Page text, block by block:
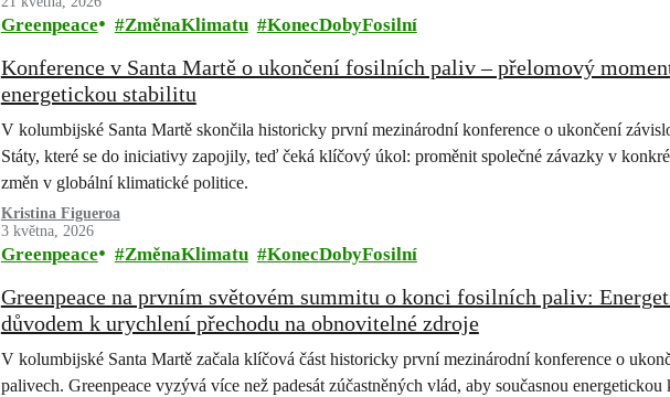
Greenpeace ZměnaKlimatu KonecDobyFosilní
Konference v Santa Martě o ukončení fosilních paliv – přelomový
energetickou stabilitu
V kolumbijské Santa Martě skončila historicky první mezinárodní konference o ukončení
Státy, které se do iniciativy zapojily, teď čeká klíčový úkol: proměnit společné závazky v
změn v globální klimatické politice.
Kristina Figueroa
3 května, 2026
Greenpeace ZměnaKlimatu KonecDobyFosilní
Greenpeace na prvním světovém summitu o konci fosilních paliv:
důvodem k urychlení přechodu na obnovitelné zdroje
V kolumbijské Santa Martě začala klíčová část historicky první mezinárodní konference o
palivech. Greenpeace vyzývá více než padesát zúčastněných vlád, aby současnou